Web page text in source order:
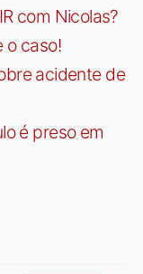
com Nicolas?
o caso!
acidente de
é preso em